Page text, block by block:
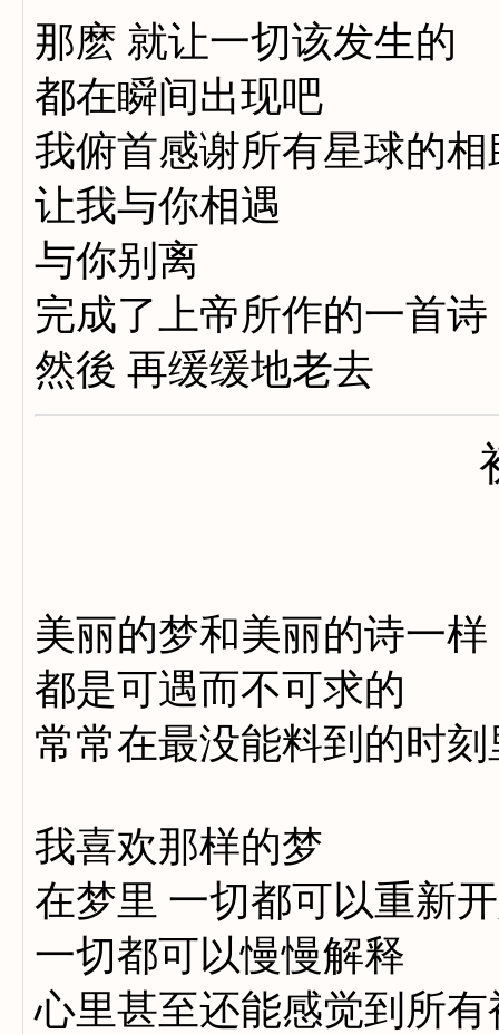
那麽 就让一切该发生的
都在瞬间出现吧
我俯首感谢所有星球的相
让我与你相遇
与你别离
完成了上帝所作的一首诗
然後 再缓缓地老去
美丽的梦和美丽的诗一样
都是可遇而不可求的
常常在最没能料到的时
我喜欢那样的梦
在梦里 一切都可以重新
一切都可以慢慢解释
心里甚至还能感觉到所